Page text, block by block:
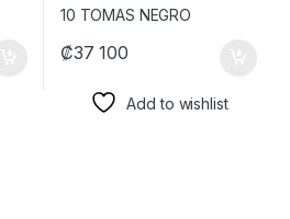
₡37 100
Add to wishlist